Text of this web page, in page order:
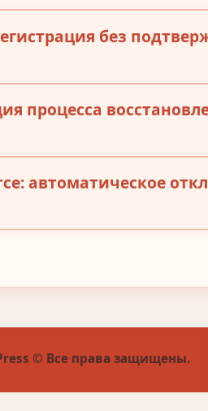
без
процесса
автоматическое
© Все права защищены.